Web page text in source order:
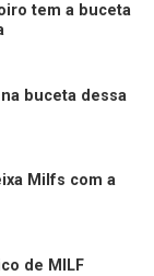
tem a buceta
buceta dessa
Milfs com a
de MILF